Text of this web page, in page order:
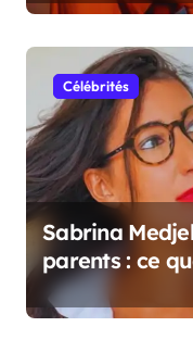
Célébrités
Sabrina
parents : ce
réellement sur
familiales